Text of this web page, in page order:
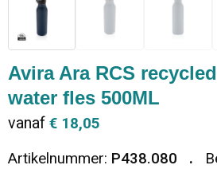
Dekens, Fleecedekens en
Vesten
T-Shirts
Polo's
Ondergoed en Sokken
Sweaters
Vesten
Caps, Hoeden en Mutsen
Vrije tijd en Strand
Veiligheid, Auto en Fiets
Elektronica, Gadgets en USB
Huis, Tuin en Keuken
Koeltassen en Koelboxen
Goodiebags
Golftassen
Duffeltassen
Avira Ara RCS
water fles 500ML
vanaf € 18,05
Artikelnummer: P438.080